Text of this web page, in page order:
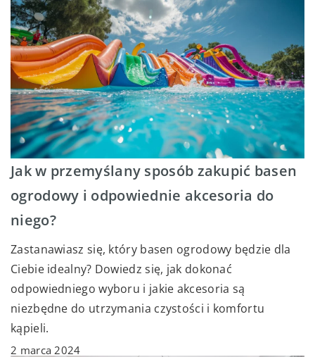
Jak w przemyślany sposób zakupić basen
ogrodowy i odpowiednie akcesoria do
niego?
Zastanawiasz się, który basen ogrodowy będzie dla
Ciebie idealny? Dowiedz się, jak dokonać
odpowiedniego wyboru i jakie akcesoria są
niezbędne do utrzymania czystości i komfortu
kąpieli.
2 marca 2024